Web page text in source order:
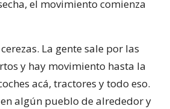
el movimiento comienza
La gente sale por las
y hay movimiento hasta la
acá, tractores y todo eso.
algún pueblo de alrededor y